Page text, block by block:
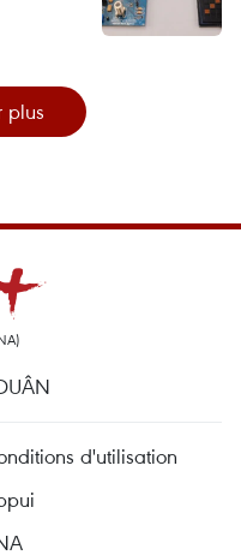
plus
d'utilisation